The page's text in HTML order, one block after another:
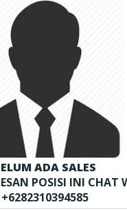
ADA SALES
POSISI INI CHAT
+6282310394585